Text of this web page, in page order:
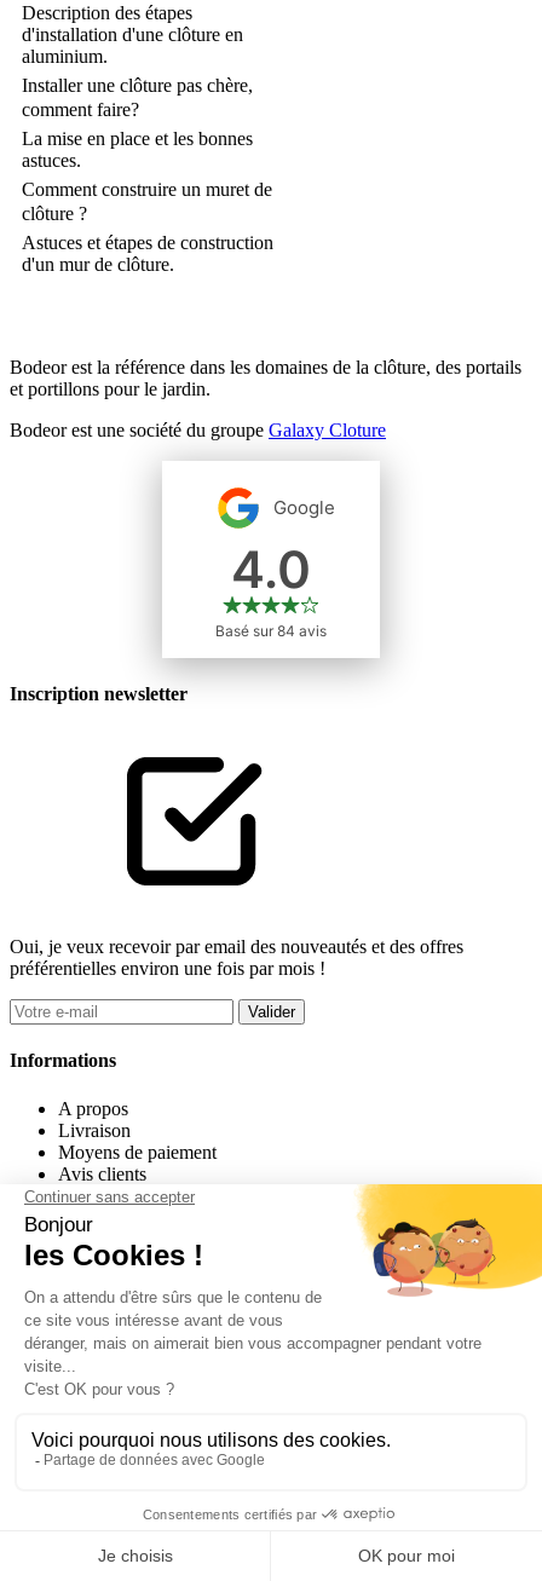
Description des étapes
d'installation d'une clôture en
aluminium.
Installer une clôture pas chère,
comment faire?
La mise en place et les bonnes
astuces.
Comment construire un muret de
clôture ?
Astuces et étapes de construction
d'un mur de clôture.
Bodeor est la référence dans les domaines de la clôture, des portails
et portillons pour le jardin.
Bodeor est une société du groupe Galaxy Cloture
Inscription newsletter
Oui, je veux recevoir par email des nouveautés et des offres
préférentielles environ une fois par mois !
Valider
Informations
A propos
Livraison
Moyens de paiement
Avis clients
Aide
Notices de montage
FAQ
Glossaire
Annuaire des poseurs
Réalisations des clients
Problèmes / Solutions
Conditions générales de vente
Mentions légales
Contactez-nous